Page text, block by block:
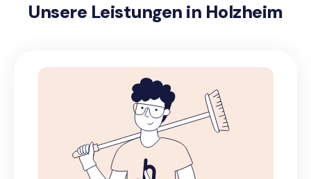
Unsere Leistungen in Holzheim